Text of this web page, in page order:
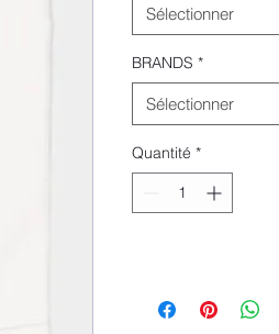
Sélectionner
BRANDS *
Sélectionner
Quantité *